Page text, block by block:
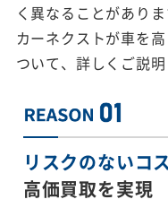
く異なることがありま
カーネクストが車を
ついて、詳しくご説明
リスクのないコ
高価買取を実現